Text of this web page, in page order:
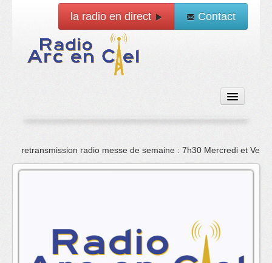
la radio en direct Contact
Accueil
Emissions
La radio
retransmission radio messe de semaine : 7h30 Mercredi et